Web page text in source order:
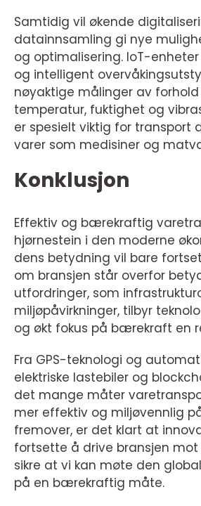
Samtidig vil økende
datainnsamling gi nye
og optimalisering. IoT-
og intelligent
nøyaktige målinger av
temperatur, fuktighet og
er spesielt viktig for transport
varer som medisiner og
Konklusjon
Effektiv og bærekraftig
hjørnestein i den moderne
dens betydning vil bare
om bransjen står overfor
utfordringer, som
miljøpåvirkninger, tilbyr
og økt fokus på bærekraft en
Fra GPS-teknologi og
elektriske lastebiler og
det mange måter
mer effektiv og miljøvennlig
fremover, er det klart at
fortsette å drive bransjen mot
sikre at vi kan møte den
på en bærekraftig måte.